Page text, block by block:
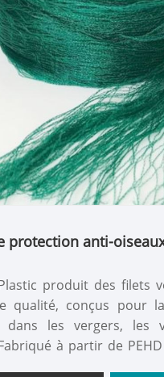
protection anti-
produit des filets
qualité, conçus pour
dans les vergers, les
à partir de PEHD